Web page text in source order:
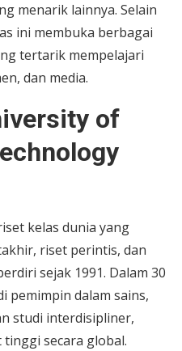
menarik lainnya. Selain
ini membuka berbagai
tertarik mempelajari
dan media.
of
kelas dunia yang
riset perintis, dan
sejak 1991. Dalam 30
pemimpin dalam sains,
studi interdisipliner,
secara global.